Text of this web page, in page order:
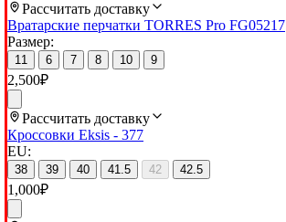
Рассчитать доставку
Вратарские перчатки TORRES Pro FG05217
Размер:
11 6 7 8 10 9
2,500₽
Рассчитать доставку
Кроссовки Eksis - 377
EU:
38 39 40 41.5 42 42.5
1,000₽